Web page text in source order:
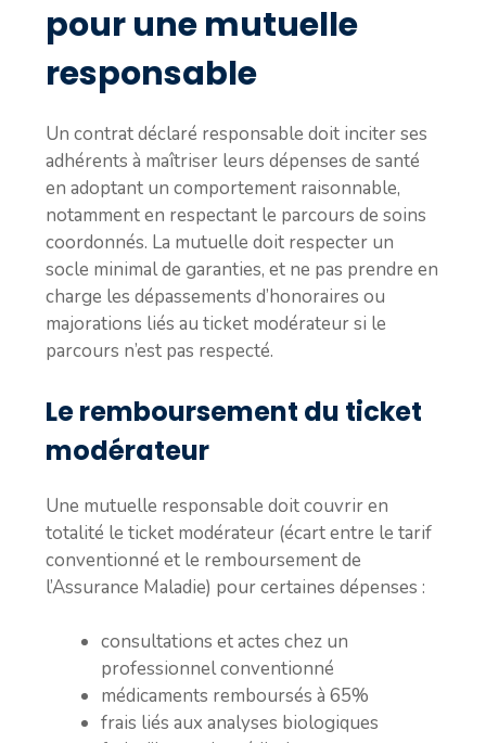
pour une mutuelle
responsable
Un contrat déclaré responsable doit inciter ses
adhérents à maîtriser leurs dépenses de santé
en adoptant un comportement raisonnable,
notamment en respectant le parcours de soins
coordonnés. La mutuelle doit respecter un
socle minimal de garanties, et ne pas prendre en
charge les dépassements d’honoraires ou
majorations liés au ticket modérateur si le
parcours n’est pas respecté.
Le remboursement du ticket
modérateur
Une mutuelle responsable doit couvrir en
totalité le ticket modérateur (écart entre le tarif
conventionné et le remboursement de
l’Assurance Maladie) pour certaines dépenses :
consultations et actes chez un
professionnel conventionné
médicaments remboursés à 65%
frais liés aux analyses biologiques